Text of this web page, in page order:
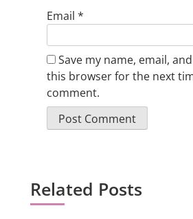
Email *
Save my name, email,
this browser for the next
comment.
Related Posts